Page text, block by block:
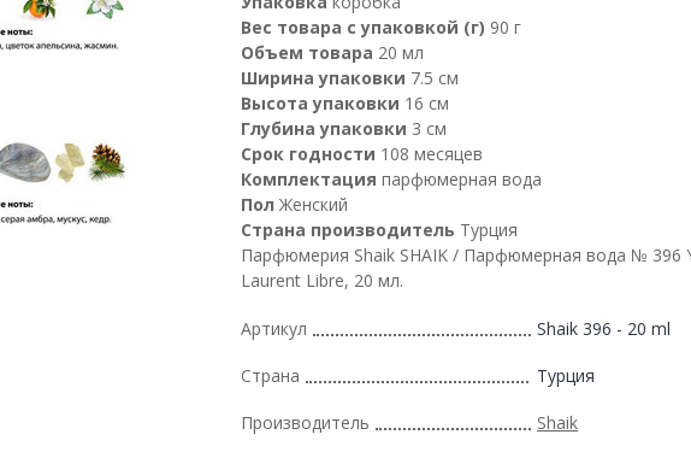
Вес товара с упаковкой (г) 90 г
Объем товара 20 мл
Ширина упаковки 7.5 см
Высота упаковки 16 см
Глубина упаковки 3 см
Срок годности 108 месяцев
Комплектация парфюмерная вода
Пол Женский
Страна производитель Турция
Парфюмерия Shaik SHAIK / Парфюмерная вода № 396
Laurent Libre, 20 мл.
Артикул Shaik 396 - 20 ml
Страна Турция
Производитель Shaik